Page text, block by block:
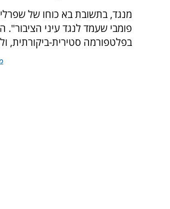
מנגד, בתשובת בא כוחו של
בפלטפורמה סטירית-ביקורתית,